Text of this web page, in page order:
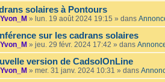
solaires à Pontours
Yvon_M » lun. 19 août 2024 19:15 » dans
sur les cadrans solaires
Yvon_M » jeu. 29 févr. 2024 17:42 » dans
version de CadsolOnLine
Yvon_M » mer. 31 janv. 2024 10:31 » dans